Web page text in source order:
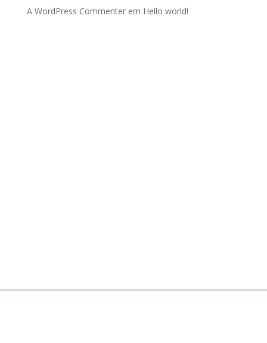
A WordPress Commenterem Hello world!